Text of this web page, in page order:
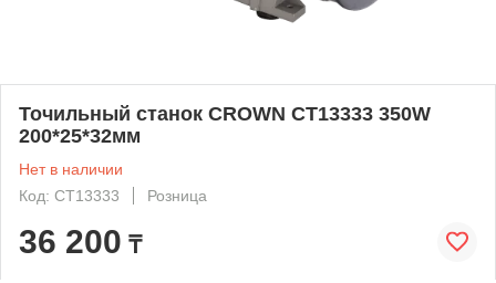
Точильный станок CROWN CT13333 350W
200*25*32мм
Нет в наличии
Код: CT13333
Розница
36 200 ₸